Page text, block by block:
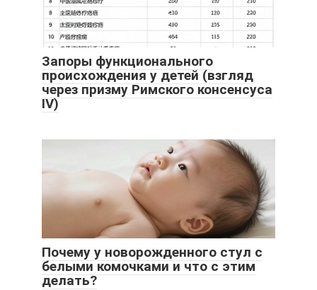
Запоры функционального
происхождения у детей (взгляд
через призму Римского консенсуса
IV)
Почему у новорожденного стул с
белыми комочками и что с этим
делать?